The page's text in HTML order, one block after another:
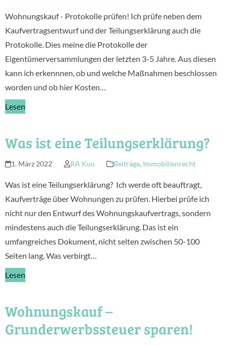
Wohnungskauf - Protokolle prüfen! Ich prüfe neben dem
Kaufvertragsentwurf und der Teilungserklärung auch die
Protokolle. Dies meine die Protokolle der
Eigentümerversammlungen der letzten 3-5 Jahre. Aus diesen
kann ich erkennnen, ob und welche Maßnahmen beschlossen
worden und ob hier Kosten…
Lesen
Was ist eine Teilungserklärung?
1. März 2022 RA Kuo Beiträge, Immobilienrecht
Was ist eine Teilungserklärung? Ich werde oft beauftragt,
Kaufverträge über Wohnungen zu prüfen. Hierbei prüfe ich
nicht nur den Entwurf des Wohnungskaufvertrags, sondern
mindestens auch die Teilungserklärung. Das ist ein
umfangreiches Dokument, nicht selten zwischen 50-100
Seiten lang. Was verbirgt…
Lesen
Wohnungskauf –
Grunderwerbssteuer sparen!